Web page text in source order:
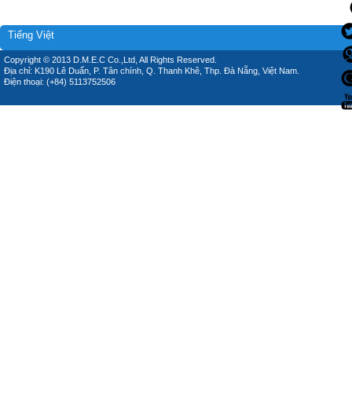
Tiếng Việt
Copyright © 2013 D.M.E.C Co.,Ltd, All Rights Reserved.
Địa chỉ: K190 Lê Duẩn, P. Tân chính, Q. Thanh Khê, Thp. Đà Nẵng, Việt Nam.
Điện thoại: (+84) 5113752506